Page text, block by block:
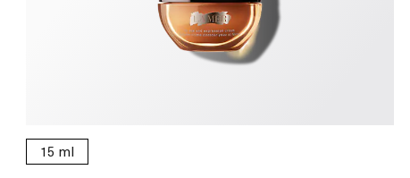
15 ml